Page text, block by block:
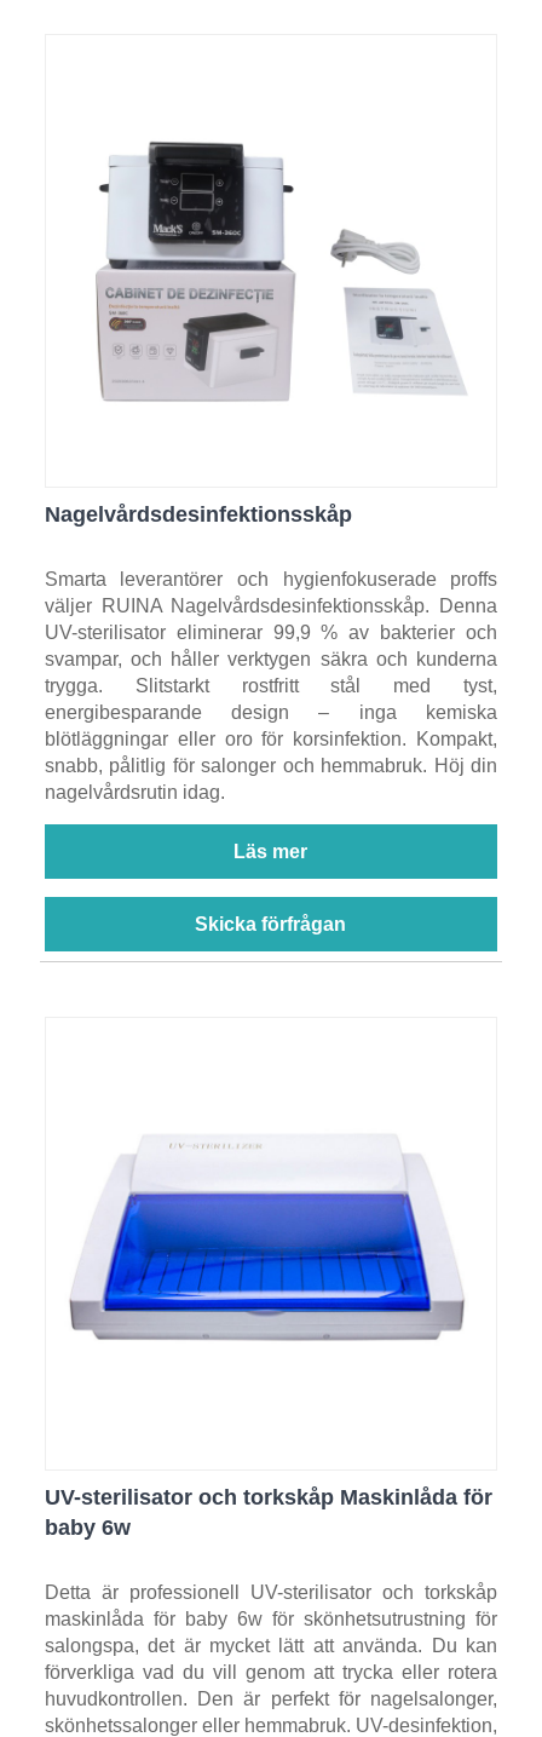
Nagelvårdsdesinfektionsskåp
Smarta leverantörer och hygienfokuserade proffs
väljer RUINA Nagelvårdsdesinfektionsskåp. Denna
UV-sterilisator eliminerar 99,9 % av bakterier och
svampar, och håller verktygen säkra och kunderna
trygga. Slitstarkt rostfritt stål med tyst,
energibesparande design – inga kemiska
blötläggningar eller oro för korsinfektion. Kompakt,
snabb, pålitlig för salonger och hemmabruk. Höj din
nagelvårdsrutin idag.
Läs mer
Skicka förfrågan
UV-sterilisator och torkskåp Maskinlåda för
baby 6w
Detta är professionell UV-sterilisator och torkskåp
maskinlåda för baby 6w för skönhetsutrustning för
salongspa, det är mycket lätt att använda. Du kan
förverkliga vad du vill genom att trycka eller rotera
huvudkontrollen. Den är perfekt för nagelsalonger,
skönhetssalonger eller hemmabruk. UV-desinfektion,